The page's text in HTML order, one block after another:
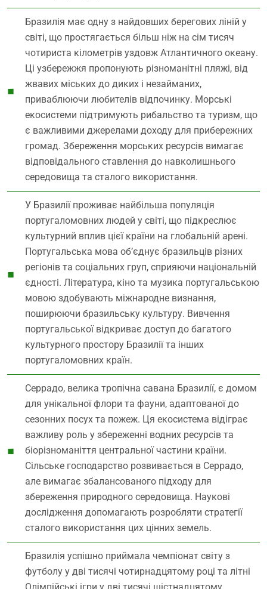
Бразилія має одну з найдовших берегових ліній у
світі, що простягається більш ніж на сім тисяч
чотириста кілометрів уздовж Атлантичного океану.
Ці узбережжя пропонують різноманітні пляжі, від
жвавих міських до диких і незайманих,
приваблюючи любителів відпочинку. Морські
екосистеми підтримують рибальство та туризм, що
є важливими джерелами доходу для прибережних
громад. Збереження морських ресурсів вимагає
відповідального ставлення до навколишнього
середовища та сталого використання.
У Бразилії проживає найбільша популяція
португаломовних людей у світі, що підкреслює
культурний вплив цієї країни на глобальній арені.
Португальська мова об’єднує бразильців різних
регіонів та соціальних груп, сприяючи національній
єдності. Література, кіно та музика португальською
мовою здобувають міжнародне визнання,
поширюючи бразильську культуру. Вивчення
португальської відкриває доступ до багатого
культурного простору Бразилії та інших
португаломовних країн.
Серрадо, велика тропічна савана Бразилії, є домом
для унікальної флори та фауни, адаптованої до
сезонних посух та пожеж. Ця екосистема відіграє
важливу роль у збереженні водних ресурсів та
біорізноманіття центральної частини країни.
Сільське господарство розвивається в Серрадо,
але вимагає збалансованого підходу для
збереження природного середовища. Наукові
дослідження допомагають розробляти стратегії
сталого використання цих цінних земель.
Бразилія успішно приймала чемпіонат світу з
футболу у дві тисячі чотирнадцятому році та літні
Олімпійські ігри у дві тисячі шістнадцятому,